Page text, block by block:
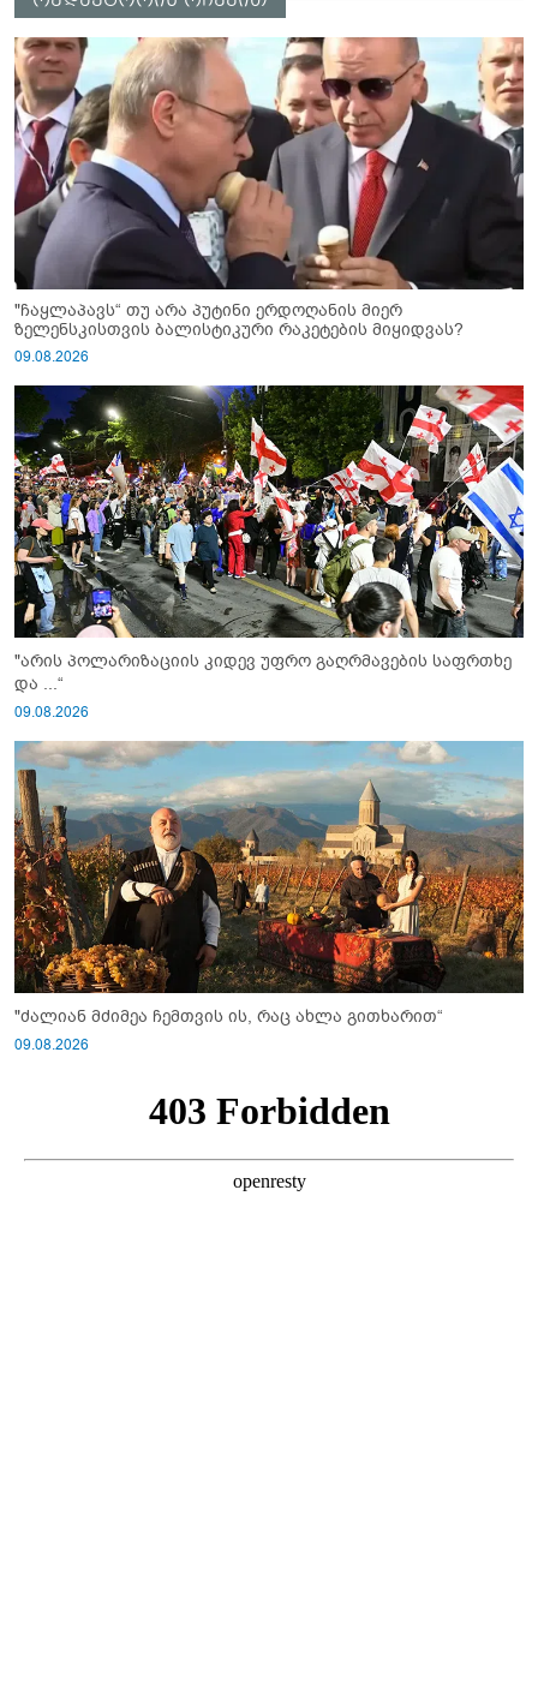
"ჩაყლაპავს“ თუ არა პუტინი ერდოღანის მიერ
ზელენსკისთვის ბალისტიკური რაკეტების მიყიდვას?
09.08.2026
"არის პოლარიზაციის კიდევ უფრო გაღრმავების საფრთხე
და ...“
09.08.2026
"ძალიან მძიმეა ჩემთვის ის, რაც ახლა გითხარით“
09.08.2026